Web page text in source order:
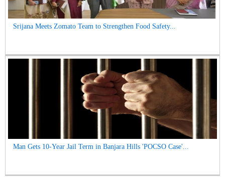
Srijana Meets Zomato Team to Strengthen Food Safety...
Man Gets 10-Year Jail Term in Banjara Hills 'POCSO Case'...